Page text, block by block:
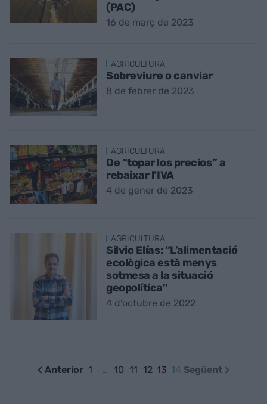
(PAC)
16 de març de 2023
AGRICULTURA
Sobreviure o canviar
8 de febrer de 2023
AGRICULTURA
De “topar los precios” a
rebaixar l’IVA
4 de gener de 2023
AGRICULTURA
Silvio Elías: “L’alimentació
ecològica està menys
sotmesa a la situació
geopolítica”
4 d’octubre de 2022
Anterior 1 … 10 11 12 13 14 Següent